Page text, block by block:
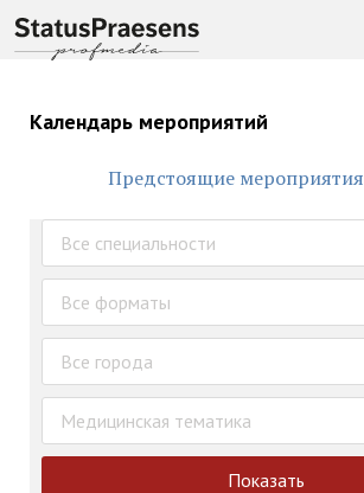
Календарь мероприятий
Предстоящие мероприятия
Все специальности
Все форматы
Все города
Медицинская тематика
Показать